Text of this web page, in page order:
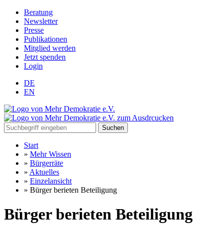
Beratung
Newsletter
Presse
Publikationen
Mitglied werden
Jetzt spenden
Login
DE
EN
Suchen
Start
» Mehr Wissen
» Bürgerräte
» Aktuelles
» Einzelansicht
» Bürger berieten Beteiligung
Bürger berieten Beteiligung